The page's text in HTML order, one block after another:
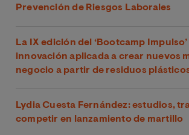
Prevención de Riesgos Laborales
La IX edición del ‘Bootcamp
innovación aplicada a crear nuevos
negocio a partir de residuos
Lydia Cuesta Fernández: estudios,
competir en lanzamiento de martillo